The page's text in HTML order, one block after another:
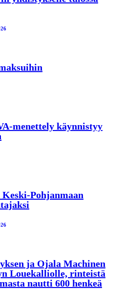
menettely käynnistyy
Pohjanmaan
ja Ojala Machinen
Louekalliolle, rinteistä
nautti 600 henkeä